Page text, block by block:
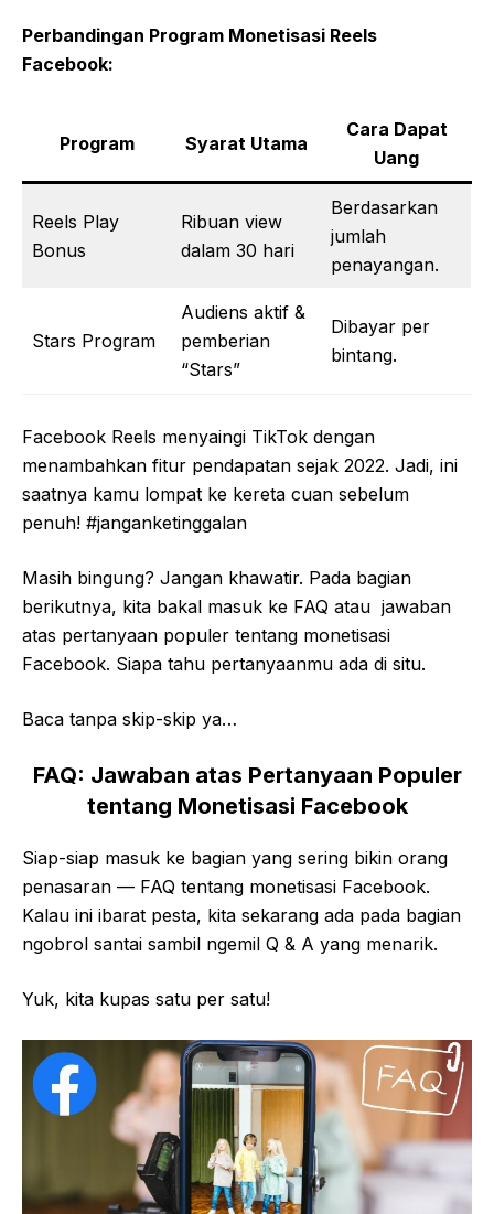
Perbandingan Program Monetisasi Reels
Facebook:
Program Syarat Utama
Cara Dapat
Uang
Reels Play
Bonus
Ribuan view
dalam 30 hari
Berdasarkan
jumlah
penayangan.
Stars Program
Audiens aktif &
pemberian
“Stars”
Dibayar per
bintang.
Facebook Reels menyaingi TikTok dengan
menambahkan fitur pendapatan sejak 2022. Jadi, ini
saatnya kamu lompat ke kereta cuan sebelum
penuh! #janganketinggalan
Masih bingung? Jangan khawatir. Pada bagian
berikutnya, kita bakal masuk ke FAQ atau jawaban
atas pertanyaan populer tentang monetisasi
Facebook. Siapa tahu pertanyaanmu ada di situ.
Baca tanpa skip-skip ya…
FAQ: Jawaban atas Pertanyaan Populer
tentang Monetisasi Facebook
Siap-siap masuk ke bagian yang sering bikin orang
penasaran — FAQ tentang monetisasi Facebook.
Kalau ini ibarat pesta, kita sekarang ada pada bagian
ngobrol santai sambil ngemil Q & A yang menarik.
Yuk, kita kupas satu per satu!